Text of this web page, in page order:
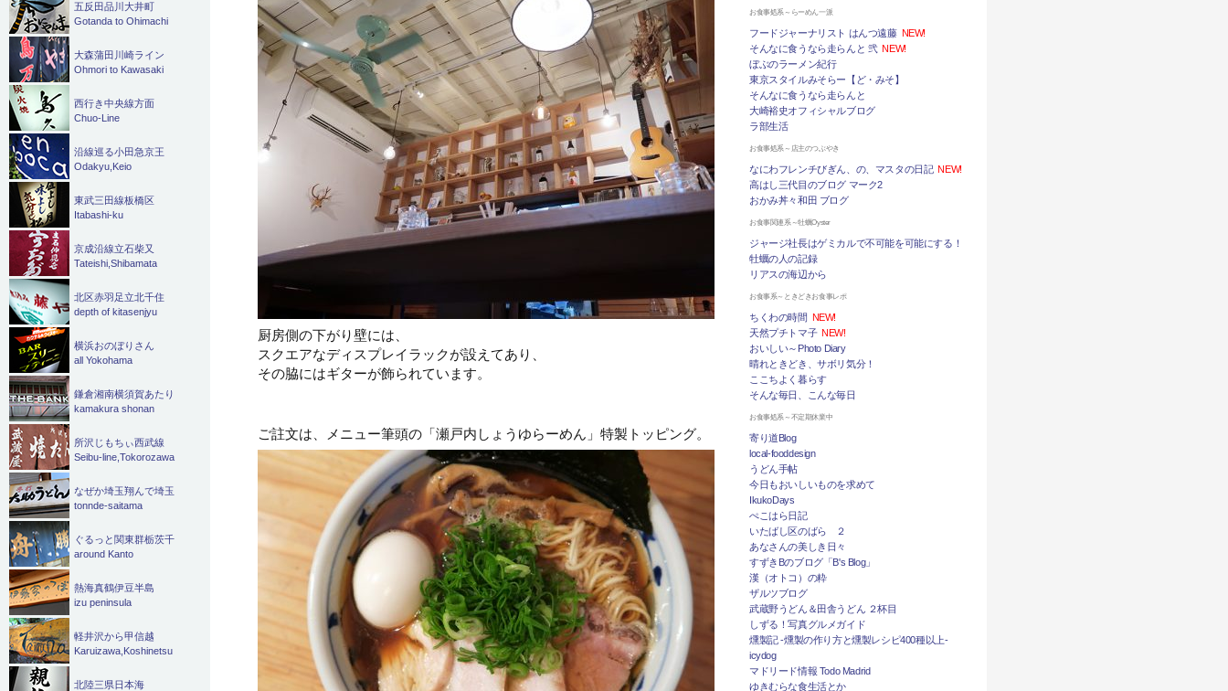
厨房側の下がり壁には、
スクエアなディスプレイラックが設えてあり、
その脇にはギターが飾られています。
ご註文は、メニュー筆頭の「瀬戸内しょうゆらーめん」特製トッピング。
お食事処系～らーめん一派
フードジャーナリスト はんつ遠藤 NEW!
そんなに食うなら走らんと 弐 NEW!
ぼぶのラーメン紀行
東京スタイルみそらー【ど・みそ】
そんなに食うなら走らんと
大崎裕史オフィシャルブログ
ラ部生活
お食事処系～店主のつぶやき
なにわフレンチびぎん、の、マスタの日記 NEW!
高はし三代目のブログ マーク2
おかみ丼々和田 ブログ
お食事関連系～牡蠣Oyster
ジャージ社長はゲミカルで不可能を可能にする！
牡蠣の人の記録
リアスの海辺から
お食事系～ときどきお食事レポ
ちくわの時間 NEW!
天然プチトマ子 NEW!
おいしい～Photo Diary
晴れときどき、サボリ気分！
ここちよく暮らす
そんな毎日、こんな毎日
お食事処系～不定期休業中
寄り道Blog
local-fooddesign
うどん手帖
今日もおいしいものを求めて
IkukoDays
ぺこはら日記
いたばし区のばら ２
あなさんの美しき日々
すずきBのブログ「B's Blog」
漢（オトコ）の粋
ザルツブログ
武蔵野うどん＆田舎うどん ２杯目
しずる！写真グルメガイド
燻製記 -燻製の作り方と燻製レシピ400種以上-
icydog
マドリード情報 Todo Madrid
ゆきむらな食生活とか
五反田品川大井町
Gotanda to Ohimachi
大森蒲田川崎ライン
Ohmori to Kawasaki
西行き中央線方面
Chuo-Line
沿線巡る小田急京王
Odakyu,Keio
東武三田線板橋区
Itabashi-ku
京成沿線立石柴又
Tateishi,Shibamata
北区赤羽足立北千住
depth of kitasenjyu
横浜おのぼりさん
all Yokohama
鎌倉湘南横須賀あたり
kamakura shonan
所沢じもちぃ西武線
Seibu-line,Tokorozawa
なぜか埼玉翔んで埼玉
tonnde-saitama
ぐるっと関東群栃茨千
around Kanto
熱海真鶴伊豆半島
izu peninsula
軽井沢から甲信越
Karuizawa,Koshinetsu
北陸三県日本海